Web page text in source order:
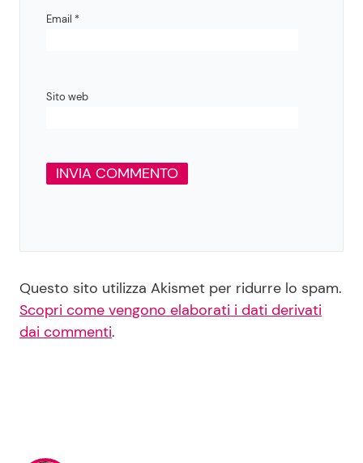
Email *
Sito web
Questo sito utilizza Akismet per ridurre lo spam.
Scopri come vengono elaborati i dati derivati
dai commenti.